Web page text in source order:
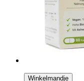
Winkelmandje